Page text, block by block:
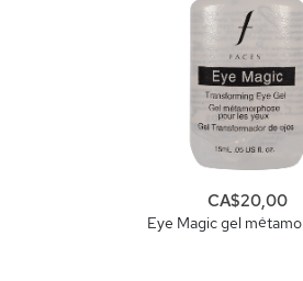
Eye Magic gel
CA$20,00